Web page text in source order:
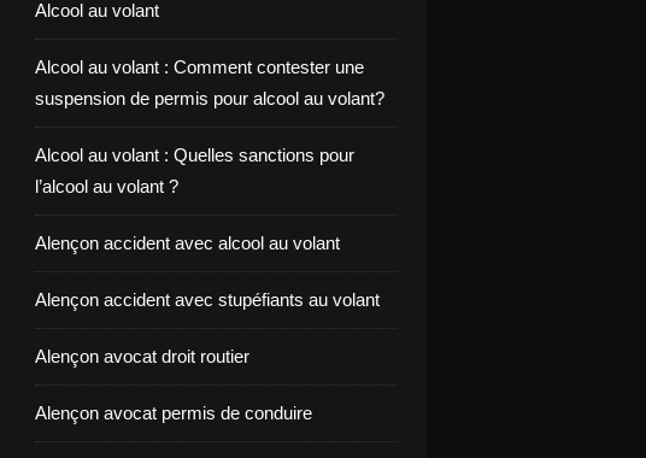
Alcool au volant
Alcool au volant : Comment contester une
suspension de permis pour alcool au volant?
Alcool au volant : Quelles sanctions pour
l’alcool au volant ?
Alençon accident avec alcool au volant
Alençon accident avec stupéfiants au volant
Alençon avocat droit routier
Alençon avocat permis de conduire